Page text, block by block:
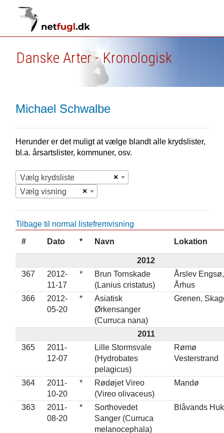
Danske Arter - Kronologisk
Michael Schwalbe
Herunder er det muligt at vælge blandt alle krydslister,
bl.a. årsartslister, kommuner, osv.
×
Vælg krydsliste
×
Vælg visning
Tilbage til normal listefremvisning
# Dato * Navn Lokation
2012
367
2012-
11-17
*
Brun Tornskade
(Lanius cristatus)
Årslev Engsø,
Århus
366
2012-
05-20
*
Asiatisk
Ørkensanger
(Curruca nana)
Grenen,
2011
365
2011-
12-07
Lille Stormsvale
(Hydrobates
pelagicus)
Rømø
Vesterstrand
364
2011-
10-20
*
Rødøjet Vireo
(Vireo olivaceus)
Mandø
363
2011-
08-20
*
Sorthovedet
Sanger (Curruca
melanocephala)
Blåvands Huk